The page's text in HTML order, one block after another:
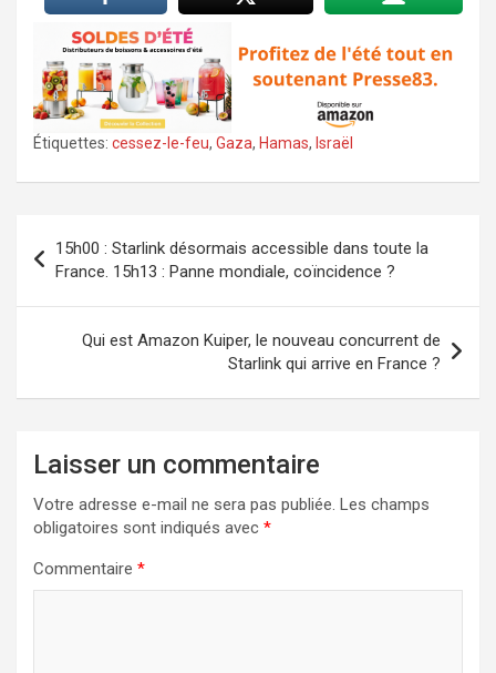
Étiquettes: cessez-le-feu, Gaza, Hamas, Israël
de
l’article
15h00 : Starlink désormais accessible dans toute la
France. 15h13 : Panne mondiale, coïncidence ?
Qui est Amazon Kuiper, le nouveau concurrent de
Starlink qui arrive en France ?
Laisser un commentaire
Votre adresse e-mail ne sera pas publiée. Les champs
obligatoires sont indiqués avec *
Commentaire *